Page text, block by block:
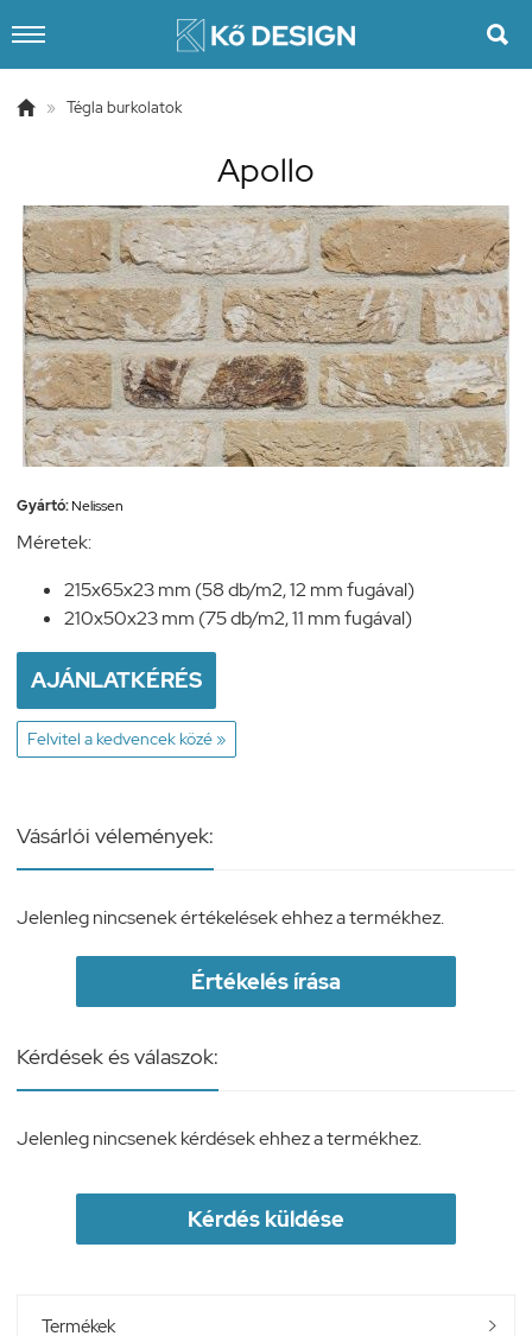

 » Tégla burkolatok
Apollo
Gyártó:Nelissen
Méretek:
215x65x23 mm (58 db/m2, 12 mm fugával)
210x50x23 mm (75 db/m2, 11 mm fugával)
AJÁNLATKÉRÉS
Felvitel a kedvencek közé »
Vásárlói vélemények:
Jelenleg nincsenek értékelések ehhez a termékhez.
Értékelés írása
Kérdések és válaszok:
Jelenleg nincsenek kérdések ehhez a termékhez.
Kérdés küldése
Termékek 